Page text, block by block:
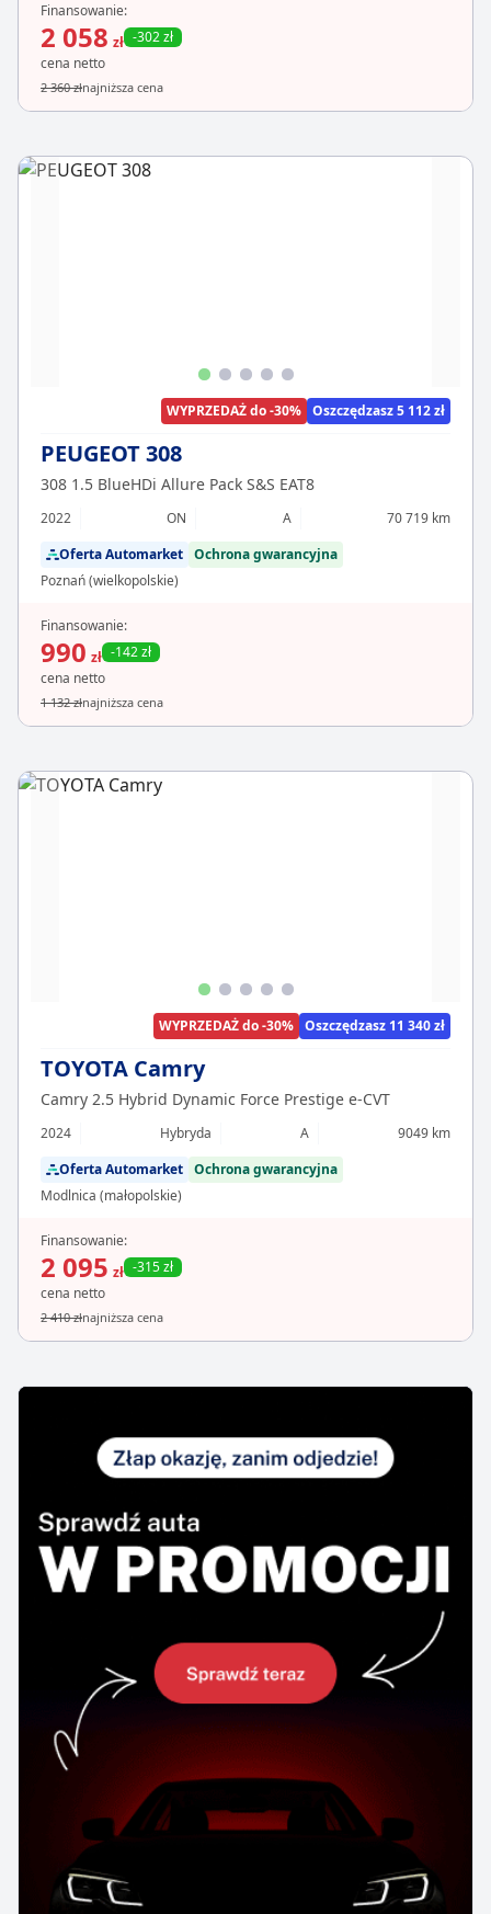
Finansowanie:
2 058 zł -302 zł
cena netto
2 360 złnajniższa cena
WYPRZEDAŻ do -30% Oszczędzasz 5 112 zł
PEUGEOT 308
308 1.5 BlueHDi Allure Pack S&S EAT8
2022 ON A
70 719 km
Oferta Automarket Ochrona gwarancyjna
Poznań (wielkopolskie)
Finansowanie:
990 zł -142 zł
cena netto
1 132 złnajniższa cena
WYPRZEDAŻ do -30% Oszczędzasz 11 340 zł
TOYOTA Camry
Camry 2.5 Hybrid Dynamic Force Prestige e-CVT
2024 Hybryda A
9049 km
Oferta Automarket Ochrona gwarancyjna
Modlnica (małopolskie)
Finansowanie:
2 095 zł -315 zł
cena netto
2 410 złnajniższa cena